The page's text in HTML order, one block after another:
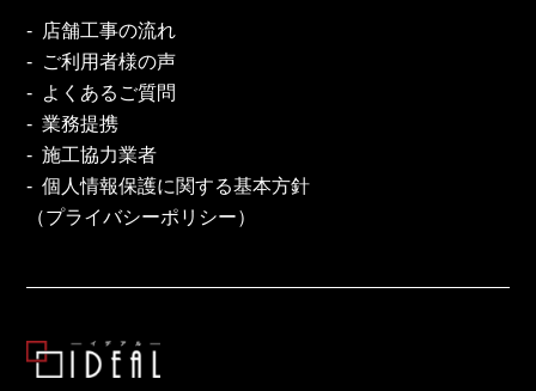
店舗工事の流れ
ご利用者様の声
よくあるご質問
業務提携
施工協力業者
個人情報保護に関する基本方針
（プライバシーポリシー）